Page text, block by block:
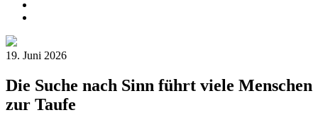
19. Juni 2026
Die Suche nach Sinn führt viele Menschen
zur Taufe